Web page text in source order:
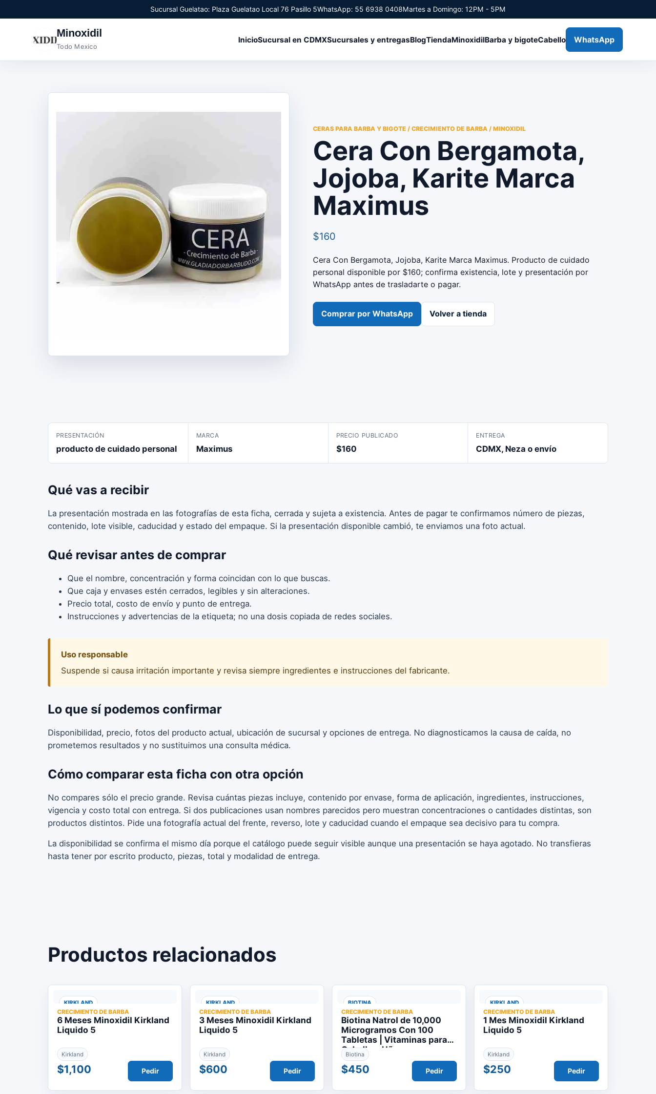
Sucursal Guelatao: Plaza Guelatao Local 76 Pasillo 5WhatsApp: 55 6938 0408Martes a Domingo: 12PM - 5PM
Minoxidil
Todo Mexico
InicioSucursal en CDMXSucursales y entregasBlogTiendaMinoxidilBarba y bigoteCabello WhatsApp
CERAS PARA BARBA Y BIGOTE / CRECIMIENTO DE BARBA / MINOXIDIL
Cera Con Bergamota,
Jojoba, Karite Marca
Maximus
$160
Cera Con Bergamota, Jojoba, Karite Marca Maximus. Producto de cuidado
personal disponible por $160; confirma existencia, lote y presentación por
WhatsApp antes de trasladarte o pagar.
Comprar por WhatsApp Volver a tienda
PRESENTACIÓN
producto de cuidado personal
MARCA
Maximus
PRECIO PUBLICADO
$160
ENTREGA
CDMX, Neza o envío
Qué vas a recibir
La presentación mostrada en las fotografías de esta ficha, cerrada y sujeta a existencia. Antes de pagar te confirmamos número de piezas,
contenido, lote visible, caducidad y estado del empaque. Si la presentación disponible cambió, te enviamos una foto actual.
Qué revisar antes de comprar
Que el nombre, concentración y forma coincidan con lo que buscas.
Que caja y envases estén cerrados, legibles y sin alteraciones.
Precio total, costo de envío y punto de entrega.
Instrucciones y advertencias de la etiqueta; no una dosis copiada de redes sociales.
Uso responsable
Suspende si causa irritación importante y revisa siempre ingredientes e instrucciones del fabricante.
Lo que sí podemos confirmar
Disponibilidad, precio, fotos del producto actual, ubicación de sucursal y opciones de entrega. No diagnosticamos la causa de caída, no
prometemos resultados y no sustituimos una consulta médica.
Cómo comparar esta ficha con otra opción
No compares sólo el precio grande. Revisa cuántas piezas incluye, contenido por envase, forma de aplicación, ingredientes, instrucciones,
vigencia y costo total con entrega. Si dos publicaciones usan nombres parecidos pero muestran concentraciones o cantidades distintas, son
productos distintos. Pide una fotografía actual del frente, reverso, lote y caducidad cuando el empaque sea decisivo para tu compra.
La disponibilidad se confirma el mismo día porque el catálogo puede seguir visible aunque una presentación se haya agotado. No transfieras
hasta tener por escrito producto, piezas, total y modalidad de entrega.
Productos relacionados
KIRKLAND
CRECIMIENTO DE BARBA
6 Meses Minoxidil Kirkland
Liquido 5
Kirkland
$1,100 Pedir
KIRKLAND
CRECIMIENTO DE BARBA
3 Meses Minoxidil Kirkland
Liquido 5
Kirkland
$600 Pedir
BIOTINA
CRECIMIENTO DE BARBA
Biotina Natrol de 10,000
Microgramos Con 100
Tabletas | Vitaminas para
Cabello y Uñas
Biotina
$450 Pedir
KIRKLAND
CRECIMIENTO DE BARBA
1 Mes Minoxidil Kirkland
Liquido 5
Kirkland
$250 Pedir